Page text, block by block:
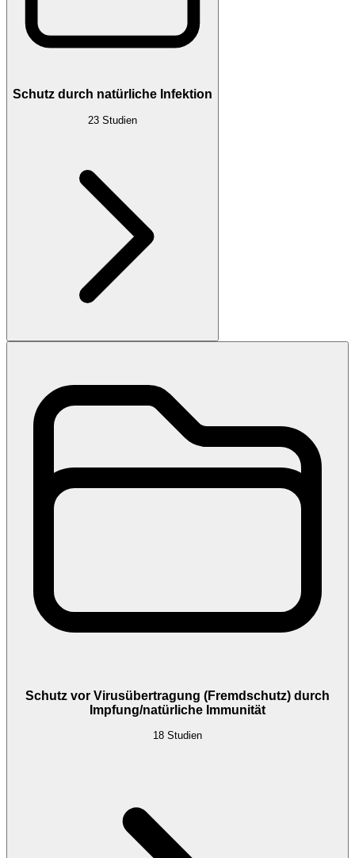
Schutz durch natürliche Infektion
23 Studien
Schutz vor Virusübertragung (Fremdschutz) durch
Impfung/natürliche Immunität
18 Studien